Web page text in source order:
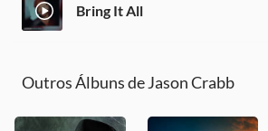
Bring It All
Outros Álbuns de Jason Crabb